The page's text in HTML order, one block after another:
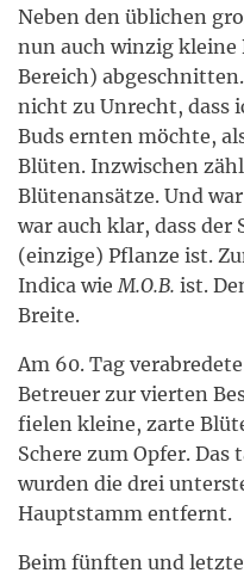
Neben den üblichen
nun auch winzig
Bereich)
nicht zu Unrecht, dass
Buds ernten möchte,
Blüten. Inzwischen
Blütenansätze. Und
war auch klar, dass
(einzige) Pflanze ist.
Indica wieM.O.B. ist.
Breite.
Am 60. Tag
Betreuer zur vierten
fielen kleine, zarte
Schere zum Opfer.
wurden die drei
Hauptstamm entfernt.
Beim fünften und